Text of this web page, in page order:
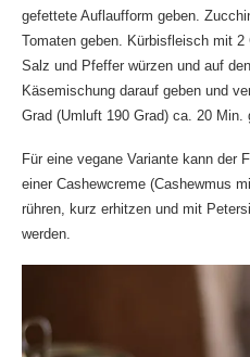
gefettete Auflaufform geben.
Tomaten geben. Kürbisfleisch mit
Salz und Pfeffer würzen und auf
Käsemischung darauf geben und
Grad (Umluft 190 Grad) ca. 20 Min.
Für eine vegane Variante kann der
einer Cashewcreme (Cashewmus
rühren, kurz erhitzen und mit
werden.